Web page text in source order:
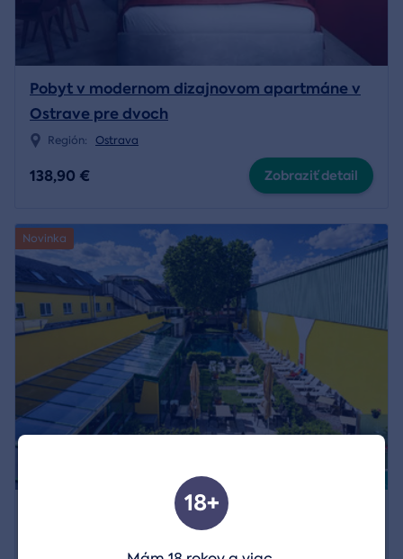
Pobyt v modernom dizajnovom apartmáne v
Ostrave pre dvoch
Región: Ostrava
138,90 € Zobraziť detail
Novinka
Wellness pobyt vo Vienna Sporthotel 4* vo
18+